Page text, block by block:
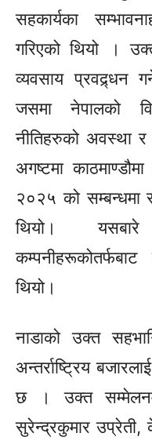
सहकार्यका
गरिएको थियो ।
व्यवसाय प्रवद्र्धन
जसमा नेपालको
नीतिहरुको अवस्था
अगष्टमा
२०२५ को सम्बन्धमा
थियो। यसबारे
थियो।
नाडाको उक्त
अन्तर्राष्ट्रिय
छ । उक्त सम्मेलनमा
सुरेन्द्रकुमार उप्रेती,